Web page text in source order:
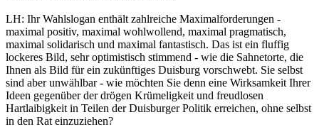
LH: Ihr Wahlslogan enthält zahlreiche Maximalforderungen -
maximal positiv, maximal wohlwollend, maximal pragmatisch,
maximal solidarisch und maximal fantastisch. Das ist ein fluffig
lockeres Bild, sehr optimistisch stimmend - wie die Sahnetorte, die
Ihnen als Bild für ein zukünftiges Duisburg vorschwebt. Sie selbst
sind aber unwählbar - wie möchten Sie denn eine Wirksamkeit Ihrer
Ideen gegenüber der drögen Krümeligkeit und freudlosen
Hartlaibigkeit in Teilen der Duisburger Politik erreichen, ohne selbst
in den Rat einzuziehen?